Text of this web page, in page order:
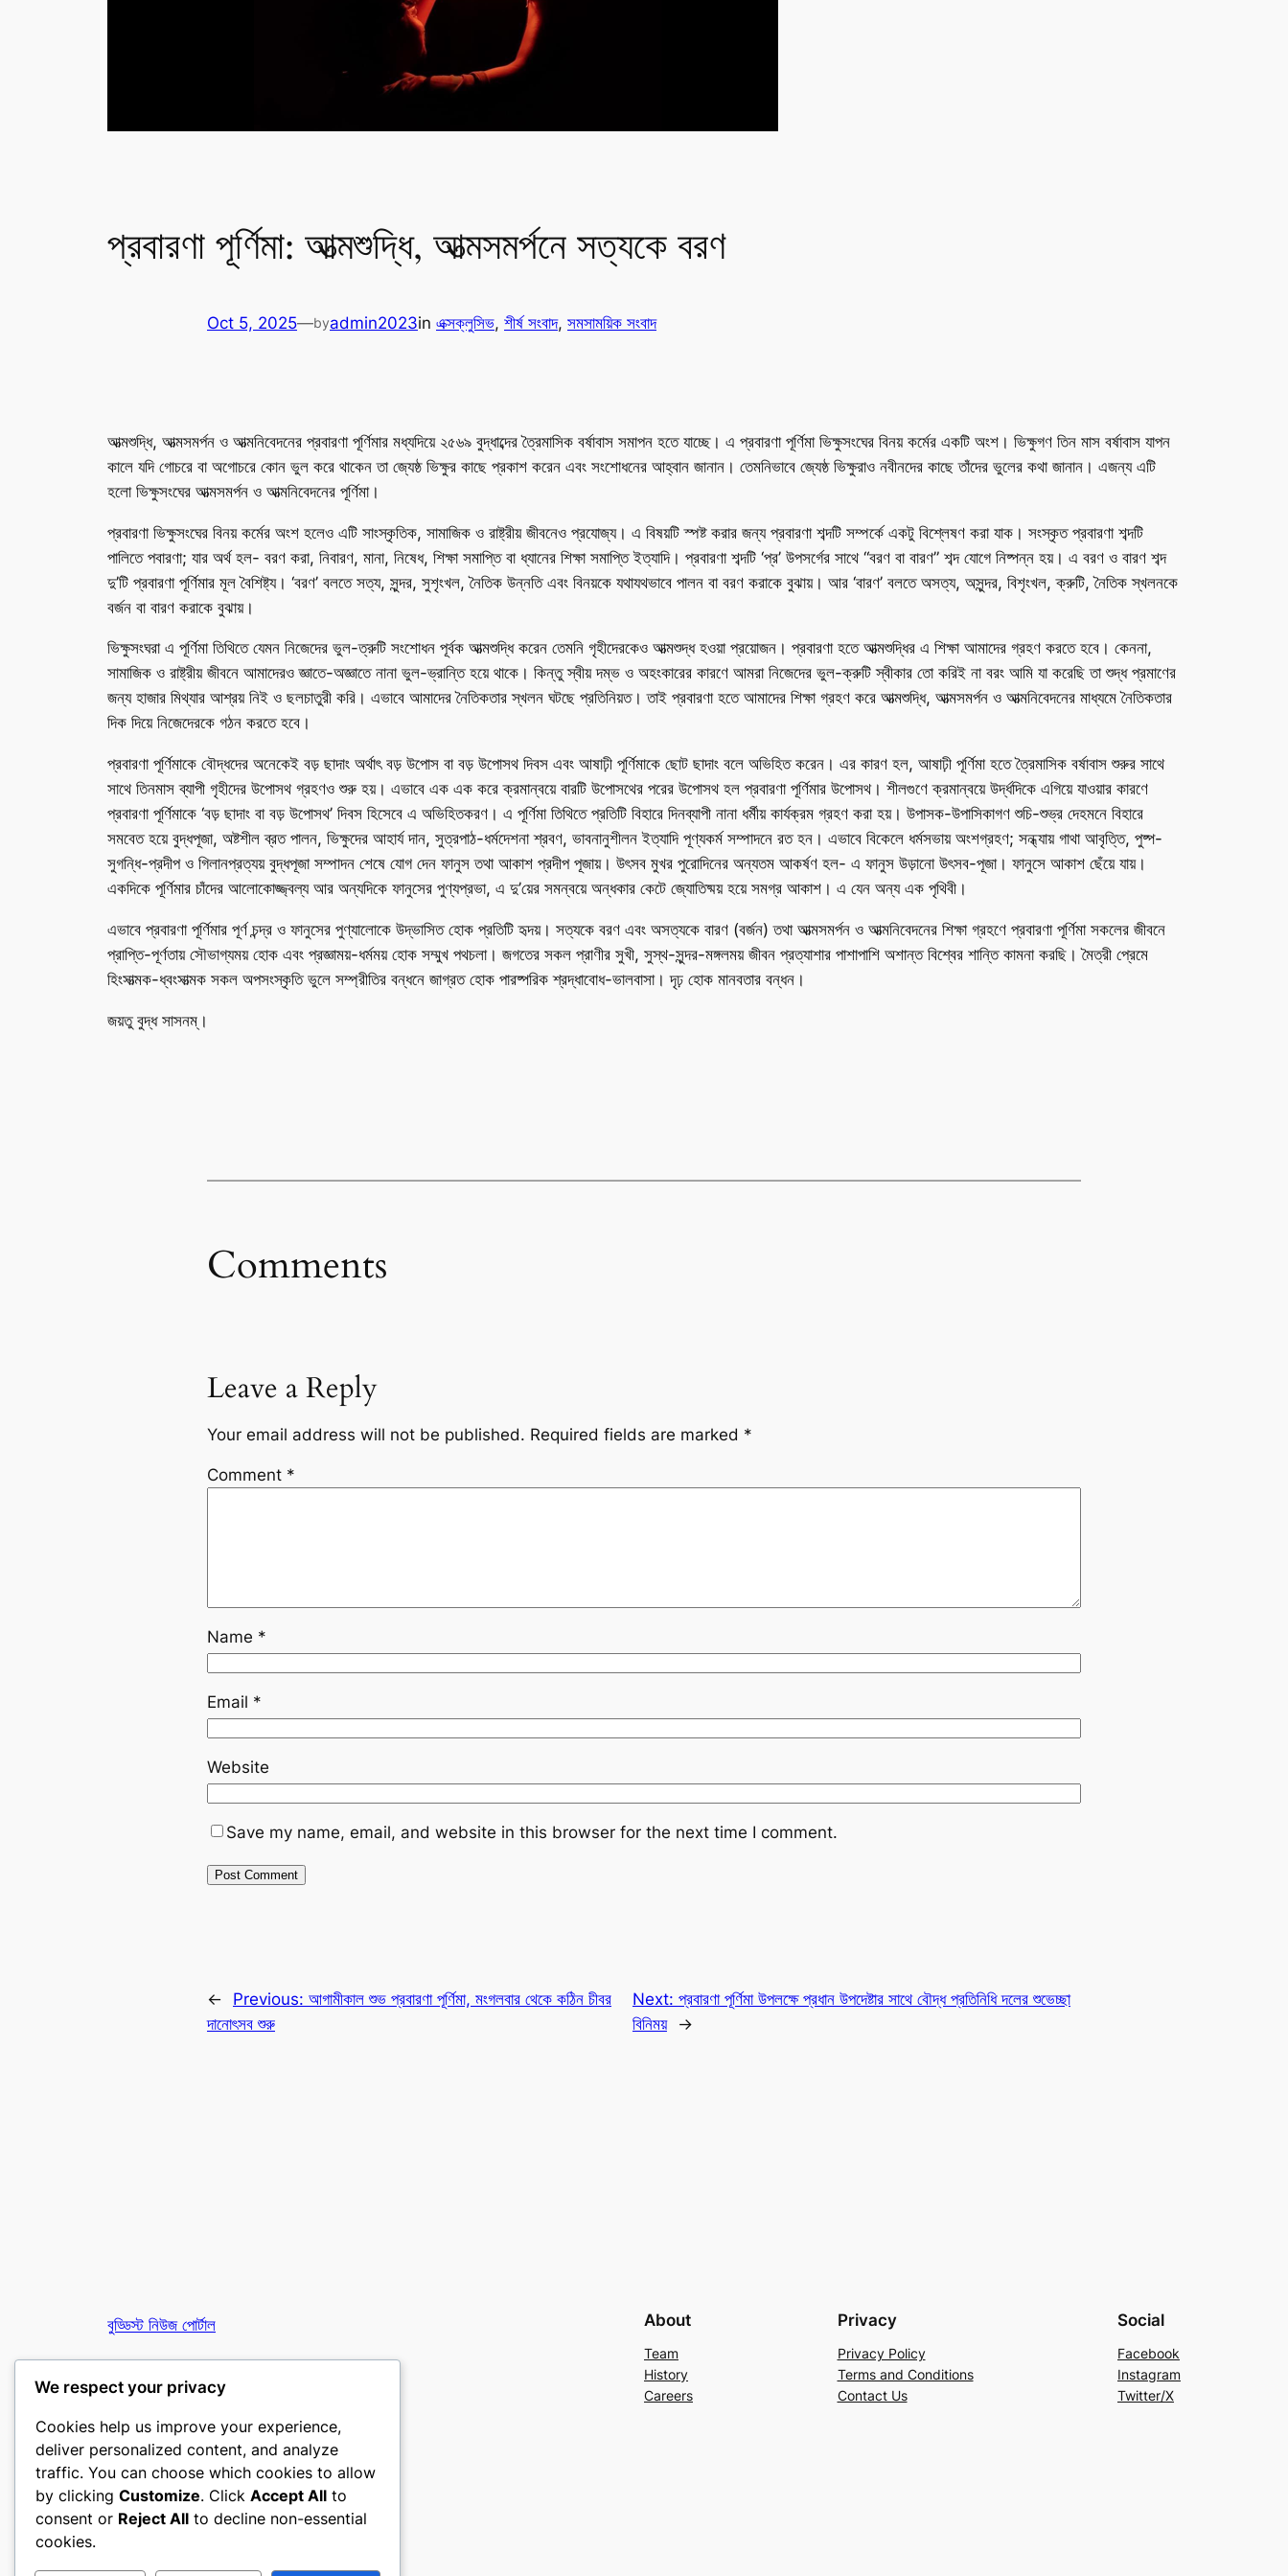
প্রবারণা পূর্ণিমা: আত্মশুদ্ধি, আত্মসমর্পনে সত্যকে বরণ
Oct 5, 2025—byadmin2023in এক্সক্লুসিভ, শীর্ষ সংবাদ, সমসাময়িক সংবাদ
আত্মশুদ্ধি, আত্মসমর্পন ও আত্মনিবেদনের প্রবারণা পূর্ণিমার মধ্যদিয়ে ২৫৬৯ বুদ্ধাব্দের ত্রৈমাসিক বর্ষাবাস সমাপন হতে যাচ্ছে। এ প্রবারণা পূর্ণিমা ভিক্ষুসংঘের বিনয় কর্মের একটি অংশ। ভিক্ষুগণ তিন মাস বর্ষাবাস যাপন
কালে যদি গোচরে বা অগোচরে কোন ভুল করে থাকেন তা জ্যেষ্ঠ ভিক্ষুর কাছে প্রকাশ করেন এবং সংশোধনের আহ্বান জানান। তেমনিভাবে জ্যেষ্ঠ ভিক্ষুরাও নবীনদের কাছে তাঁদের ভুলের কথা জানান। এজন্য এটি
হলো ভিক্ষুসংঘের আত্মসমর্পন ও আত্মনিবেদনের পূর্ণিমা।
প্রবারণা ভিক্ষুসংঘের বিনয় কর্মের অংশ হলেও এটি সাংস্কৃতিক, সামাজিক ও রাষ্ট্রীয় জীবনেও প্রযোজ্য। এ বিষয়টি স্পষ্ট করার জন্য প্রবারণা শব্দটি সম্পর্কে একটু বিশ্লেষণ করা যাক। সংস্কৃত প্রবারণা শব্দটি
পালিতে পবারণা; যার অর্থ হল- বরণ করা, নিবারণ, মানা, নিষেধ, শিক্ষা সমাপ্তি বা ধ্যানের শিক্ষা সমাপ্তি ইত্যাদি। প্রবারণা শব্দটি ‘প্র’ উপসর্গের সাথে “বরণ বা বারণ” শব্দ যোগে নিষ্পন্ন হয়। এ বরণ ও বারণ শব্দ
দু’টি প্রবারণা পূর্ণিমার মূল বৈশিষ্ট্য। ‘বরণ’ বলতে সত্য, সুন্দর, সুশৃংখল, নৈতিক উন্নতি এবং বিনয়কে যথাযথভাবে পালন বা বরণ করাকে বুঝায়। আর ‘বারণ’ বলতে অসত্য, অসুন্দর, বিশৃংখল, ক্রুটি, নৈতিক স্খলনকে
বর্জন বা বারণ করাকে বুঝায়।
ভিক্ষুসংঘরা এ পূর্ণিমা তিথিতে যেমন নিজেদের ভুল-ত্রুটি সংশোধন পূর্বক আত্মশুদ্ধি করেন তেমনি গৃহীদেরকেও আত্মশুদ্ধ হওয়া প্রয়োজন। প্রবারণা হতে আত্মশুদ্ধির এ শিক্ষা আমাদের গ্রহণ করতে হবে। কেননা,
সামাজিক ও রাষ্ট্রীয় জীবনে আমাদেরও জ্ঞাতে-অজ্ঞাতে নানা ভুল-ভ্রান্তি হয়ে থাকে। কিন্তু স্বীয় দম্ভ ও অহংকারের কারণে আমরা নিজেদের ভুল-ক্রুটি স্বীকার তো করিই না বরং আমি যা করেছি তা শুদ্ধ প্রমাণের
জন্য হাজার মিথ্যার আশ্রয় নিই ও ছলচাতুরী করি। এভাবে আমাদের নৈতিকতার স্খলন ঘটছে প্রতিনিয়ত। তাই প্রবারণা হতে আমাদের শিক্ষা গ্রহণ করে আত্মশুদ্ধি, আত্মসমর্পন ও আত্মনিবেদনের মাধ্যমে নৈতিকতার
দিক দিয়ে নিজেদেরকে গঠন করতে হবে।
প্রবারণা পূর্ণিমাকে বৌদ্ধদের অনেকেই বড় ছাদাং অর্থাৎ বড় উপোস বা বড় উপোসথ দিবস এবং আষাঢ়ী পূর্ণিমাকে ছোট ছাদাং বলে অভিহিত করেন। এর কারণ হল, আষাঢ়ী পূর্ণিমা হতে ত্রৈমাসিক বর্ষাবাস শুরুর সাথে
সাথে তিনমাস ব্যাপী গৃহীদের উপোসথ গ্রহণও শুরু হয়। এভাবে এক এক করে ক্রমান্বয়ে বারটি উপোসথের পরের উপোসথ হল প্রবারণা পূর্ণিমার উপোসথ। শীলগুণে ক্রমান্বয়ে উর্দ্ধদিকে এগিয়ে যাওয়ার কারণে
প্রবারণা পূর্ণিমাকে ‘বড় ছাদাং বা বড় উপোসথ’ দিবস হিসেবে এ অভিহিতকরণ। এ পূর্ণিমা তিথিতে প্রতিটি বিহারে দিনব্যাপী নানা ধর্মীয় কার্যক্রম গ্রহণ করা হয়। উপাসক-উপাসিকাগণ শুচি-শুভ্র দেহমনে বিহারে
সমবেত হয়ে বুদ্ধপূজা, অষ্টশীল ব্রত পালন, ভিক্ষুদের আহার্য দান, সুত্রপাঠ-ধর্মদেশনা শ্রবণ, ভাবনানুশীলন ইত্যাদি পূণ্যকর্ম সম্পাদনে রত হন। এভাবে বিকেলে ধর্মসভায় অংশগ্রহণ; সন্ধ্যায় গাথা আবৃত্তি, পুষ্প-
সুগন্ধি-প্রদীপ ও গিলানপ্রত্যয় বুদ্ধপূজা সম্পাদন শেষে যোগ দেন ফানুস তথা আকাশ প্রদীপ পূজায়। উৎসব মুখর পুরোদিনের অন্যতম আকর্ষণ হল- এ ফানুস উড়ানো উৎসব-পূজা। ফানুসে আকাশ ছেঁয়ে যায়।
একদিকে পূর্ণিমার চাঁদের আলোকোজ্জ্বল্য আর অন্যদিকে ফানুসের পুণ্যপ্রভা, এ দু’য়ের সমন্বয়ে অন্ধকার কেটে জ্যোতিষ্ময় হয়ে সমগ্র আকাশ। এ যেন অন্য এক পৃথিবী।
এভাবে প্রবারণা পূর্ণিমার পূর্ণ চন্দ্র ও ফানুসের পুণ্যালোকে উদ্ভাসিত হোক প্রতিটি হৃদয়। সত্যকে বরণ এবং অসত্যকে বারণ (বর্জন) তথা আত্মসমর্পন ও আত্মনিবেদনের শিক্ষা গ্রহণে প্রবারণা পূর্ণিমা সকলের জীবনে
প্রাপ্তি-পূর্ণতায় সৌভাগ্যময় হোক এবং প্রজ্ঞাময়-ধর্মময় হোক সম্মুখ পথচলা। জগতের সকল প্রাণীর সুখী, সুস্থ-সুন্দর-মঙ্গলময় জীবন প্রত্যাশার পাশাপাশি অশান্ত বিশ্বের শান্তি কামনা করছি। মৈত্রী প্রেমে
হিংসাত্মক-ধ্বংসাত্মক সকল অপসংস্কৃতি ভুলে সম্প্রীতির বন্ধনে জাগ্রত হোক পারষ্পরিক শ্রদ্ধাবোধ-ভালবাসা। দৃঢ় হোক মানবতার বন্ধন।
জয়তু বুদ্ধ সাসনম্।
Comments
Leave a Reply
Your email address will not be published. Required fields are marked *
Comment *
Name *
Email *
Website
Save my name, email, and website in this browser for the next time I comment.
← Previous: আগামীকাল শুভ প্রবারণা পূর্ণিমা, মংগলবার থেকে কঠিন চীবর
দানোৎসব শুরু
Next: প্রবারণা পূর্ণিমা উপলক্ষে প্রধান উপদেষ্টার সাথে বৌদ্ধ প্রতিনিধি দলের শুভেচ্ছা
বিনিময়
→
বুড্ডিস্ট নিউজ পোর্টাল
তথাগত অনলাইন
About
Team
History
Careers
Privacy
Privacy Policy
Terms and Conditions
Contact Us
Social
Facebook
Instagram
Twitter/X
Designed withWordPress
We respect your privacy
Cookies help us improve your experience,
deliver personalized content, and analyze
traffic. You can choose which cookies to allow
by clicking Customize. Click Accept All to
consent or Reject All to decline non-essential
cookies.